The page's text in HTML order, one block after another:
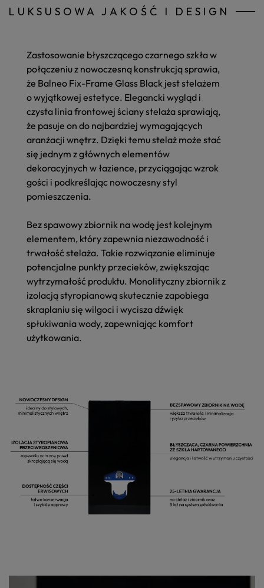
LUKSUSOWA JAKOŚĆ I DESIGN
Zastosowanie błyszczącego czarnego szkław
połączeniu z nowoczesną konstrukcjąsprawia,
że Balneo Fix-Frame Glass Black jest stelażem
o wyjątkowej estetyce. Elegancki wygląd i
czysta liniafrontowej ściany stelaża sprawiają,
że pasuje on do najbardziej wymagających
aranżacji wnętrz. Dzięki temu stelaż może stać
się jednym z głównych elementów
dekoracyjnych w łazience, przyciągając wzrok
gości i podkreślając nowoczesny styl
pomieszczenia.
Bez spawowy zbiornik na wodę jest kolejnym
elementem, który zapewnia niezawodność i
trwałość stelaża. Takie rozwiązanie eliminuje
potencjalne punkty przecieków, zwiększając
wytrzymałość produktu. Monolityczny zbiornik z
izolacją styropianowąskutecznie zapobiega
skraplaniu się wilgoci i wycisza dźwięk
spłukiwania wody, zapewniając komfort
użytkowania.